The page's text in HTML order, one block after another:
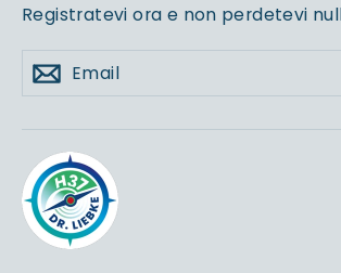
Registratevi ora e non perdetevi
Email Iscriviti